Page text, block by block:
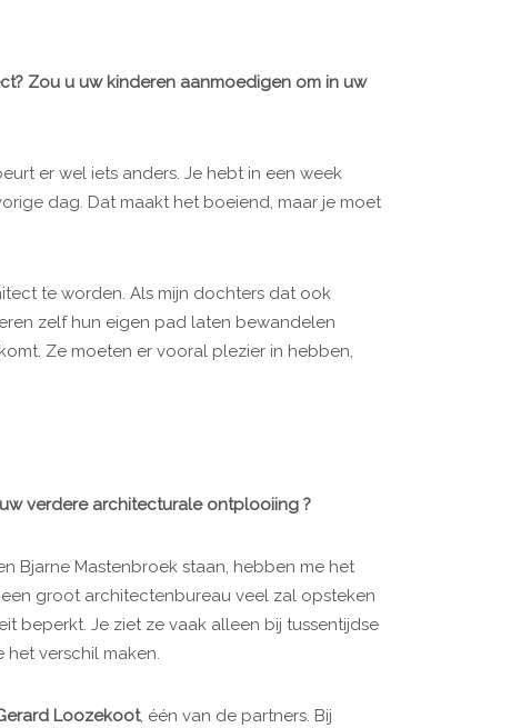
Zou u uw kinderen aanmoedigen om in uw
er wel iets anders. Je hebt in een week
dag. Dat maakt het boeiend, maar je moet
te worden. Als mijn dochters dat ook
zelf hun eigen pad laten bewandelen
Ze moeten er vooral plezier in hebben,
verdere architecturale ontplooiing ?
Bjarne Mastenbroek staan, hebben me het
groot architectenbureau veel zal opsteken
beperkt. Je ziet ze vaak alleen bij tussentijdse
het verschil maken.
Loozekoot, één van de partners. Bij